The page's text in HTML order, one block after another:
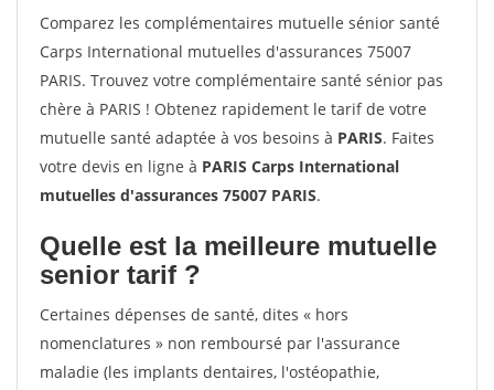
Comparez les complémentaires mutuelle sénior santé
Carps International mutuelles d'assurances 75007
PARIS. Trouvez votre complémentaire santé sénior pas
chère à PARIS ! Obtenez rapidement le tarif de votre
mutuelle santé adaptée à vos besoins à PARIS. Faites
votre devis en ligne à PARIS Carps International
mutuelles d'assurances 75007 PARIS.
Quelle est la meilleure mutuelle
senior tarif ?
Certaines dépenses de santé, dites « hors
nomenclatures » non remboursé par l'assurance
maladie (les implants dentaires, l'ostéopathie,